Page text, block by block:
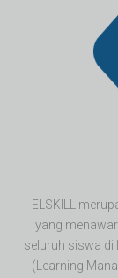
ELSKILL
yang
seluruh siswa di
(Learning